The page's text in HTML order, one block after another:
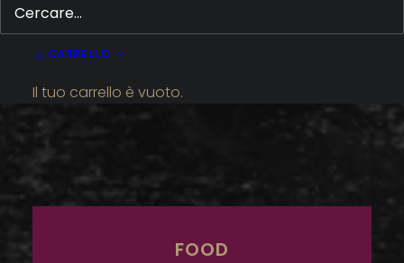
CARRELLO
Il tuo carrello è vuoto.
etichette pregiate selezionate dal sommelier, il
menu dei cocktail e la nostra selezione di
FOOD